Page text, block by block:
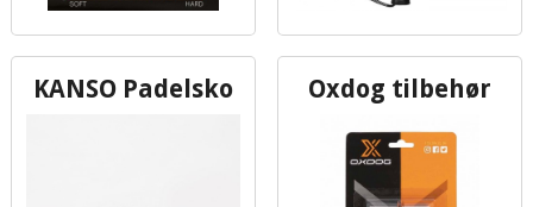
KANSO Padelsko Oxdog tilbehør